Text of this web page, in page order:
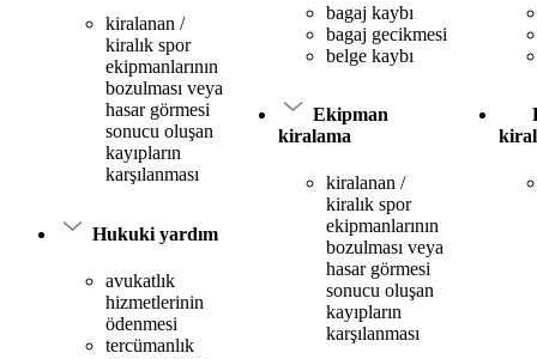
kiralanan /
kiralık spor
ekipmanlarının
bozulması veya
hasar görmesi
sonucu oluşan
kayıpların
karşılanması
Hukuki yardım
avukatlık
hizmetlerinin
ödenmesi
tercümanlık
bagaj kaybı
bagaj gecikmesi
belge kaybı
Ekipman
kiralama
kiralanan /
kiralık spor
ekipmanlarının
bozulması veya
hasar görmesi
sonucu oluşan
kayıpların
karşılanması